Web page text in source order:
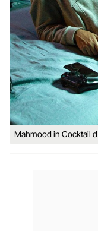
Mahmood in Cocktail